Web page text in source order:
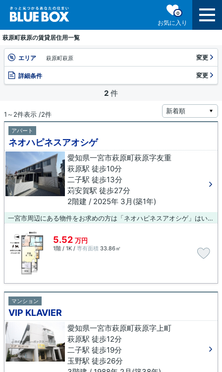
お気に入り
0
萩原町萩原の賃貸居住用一覧
エリア 萩原町萩原 変更
詳細条件 変更
2 件
1～2件表示 /2件
アパート
ネオハピネスアオシゲ
愛知県一宮市萩原町萩原字友重
萩原駅 徒歩10分
二子駅 徒歩13分
苅安賀駅 徒歩27分
2階建 / 2025年 3月(築1年)
一宮市周辺にある物件をお求めの方は「ネオハピネスアオシゲ」はいかがでしょうか。アクセスの良い徒歩10分の物件です。新しい生活のスタートにおすすめなのが、こちらのアパートです。設備が充実してうれしい、築浅物件です。ワクワク、ドキドキの新生活。まずは当社で一宮市や萩原付近のお部屋探しをしましょう。好みのお部屋がきっと見つかります。
5.52 万円
1階 / 1K / 専有面積 33.86㎡
マンション
VIP KLAVIER
愛知県一宮市萩原町萩原字上町
萩原駅 徒歩12分
二子駅 徒歩19分
玉野駅 徒歩26分